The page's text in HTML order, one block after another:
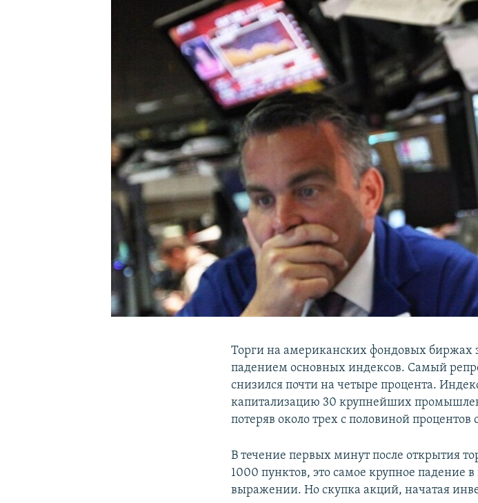
Торги на американских фондовых биржах
падением основных индексов. Самый
снизился почти на четыре процента.
капитализацию 30 крупнейших
потеряв около трех с половиной процентов
В течение первых минут после открытия
1000 пунктов, это самое крупное падение
выражении. Но скупка акций, начатая